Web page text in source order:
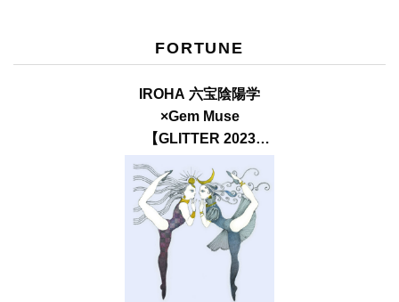
FORTUNE
IROHA 六宝陰陽学
×Gem Muse
【GLITTER 2023
SUMMER issue】